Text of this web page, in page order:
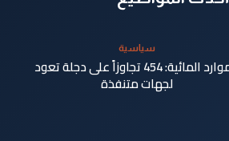
سياسية
الموارد المائية: 454 تجاوزاً على دجلة تعود
لجهات متنفذة